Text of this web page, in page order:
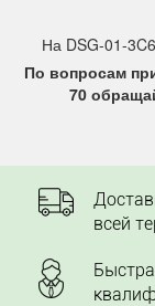
На DSG-01-
По вопросам
70
всей